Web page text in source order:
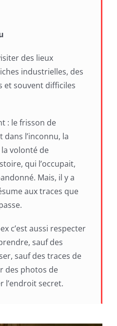
des lieux
industrielles, des
et souvent difficiles
: le frisson de
dans l’inconnu, la
volonté de
qui l’occupait,
Mais, il y a
aux traces que
c’est aussi respecter
sauf des
sauf des traces de
des photos de
l’endroit secret.